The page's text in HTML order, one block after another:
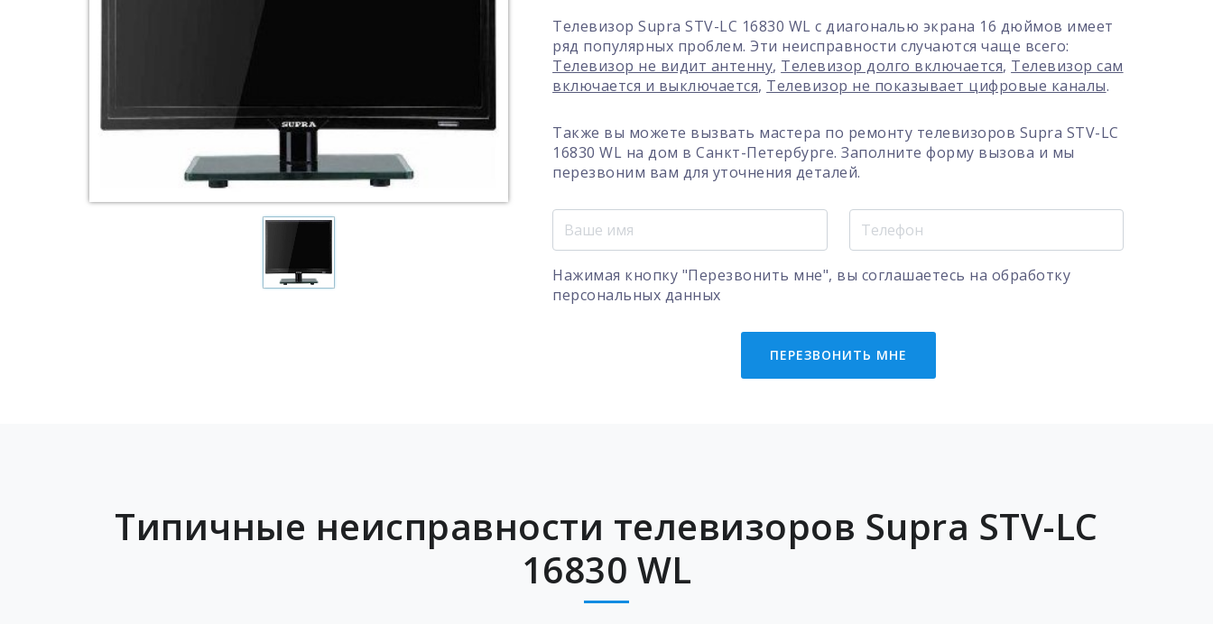
Телевизор Supra STV-LC 16830 WL с диагональю экрана 16 дюймов имеет
ряд популярных проблем. Эти неисправности случаются чаще всего:
Телевизор не видит антенну, Телевизор долго включается, Телевизор сам
включается и выключается, Телевизор не показывает цифровые каналы.
Также вы можете вызвать мастера по ремонту телевизоров Supra STV-LC
16830 WL на дом в Санкт-Петербурге. Заполните форму вызова и мы
перезвоним вам для уточнения деталей.
Нажимая кнопку "Перезвонить мне", вы соглашаетесь на обработку
персональных данных
ПЕРЕЗВОНИТЬ МНЕ
Типичные неисправности телевизоров Supra STV-LC
16830 WL